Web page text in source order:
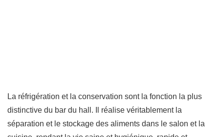
La réfrigération et la conservation sont la fonction la plus
distinctive du bar du hall. Il réalise véritablement la
séparation et le stockage des aliments dans le salon et la